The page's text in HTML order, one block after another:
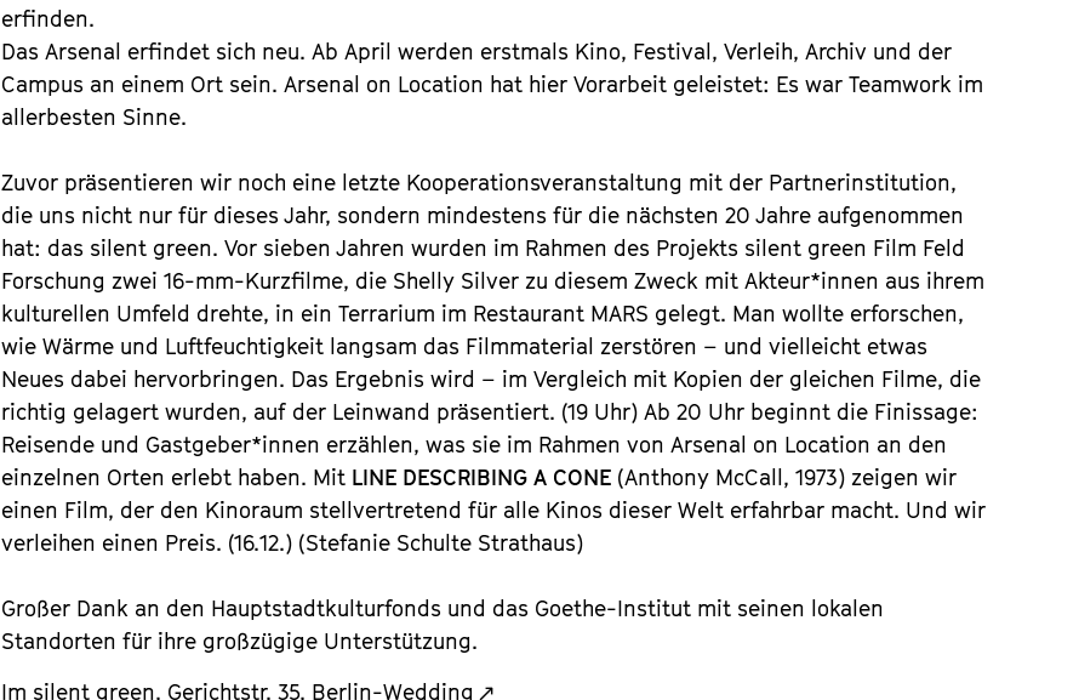
erfinden.
Das Arsenal erfindet sich neu. Ab April werden erstmals Kino, Festival, Verleih, Archiv und der
Campus an einem Ort sein. Arsenal on Location hat hier Vorarbeit geleistet: Es war Teamwork im
allerbesten Sinne.
Zuvor präsentieren wir noch eine letzte Kooperationsveranstaltung mit der Partnerinstitution,
die uns nicht nur für dieses Jahr, sondern mindestens für die nächsten 20 Jahre aufgenommen
hat: das silent green. Vor sieben Jahren wurden im Rahmen des Projekts silent green Film Feld
Forschung zwei 16-mm-Kurzfilme, die Shelly Silver zu diesem Zweck mit Akteur*innen aus ihrem
kulturellen Umfeld drehte, in ein Terrarium im Restaurant MARS gelegt. Man wollte erforschen,
wie Wärme und Luftfeuchtigkeit langsam das Filmmaterial zerstören – und vielleicht etwas
Neues dabei hervorbringen. Das Ergebnis wird – im Vergleich mit Kopien der gleichen Filme, die
richtig gelagert wurden, auf der Leinwand präsentiert. (19 Uhr) Ab 20 Uhr beginnt die Finissage:
Reisende und Gastgeber*innen erzählen, was sie im Rahmen von Arsenal on Location an den
einzelnen Orten erlebt haben. Mit LINE DESCRIBING A CONE (Anthony McCall, 1973) zeigen wir
einen Film, der den Kinoraum stellvertretend für alle Kinos dieser Welt erfahrbar macht. Und wir
verleihen einen Preis. (16.12.) (Stefanie Schulte Strathaus)
Großer Dank an den Hauptstadtkulturfonds und das Goethe-Institut mit seinen lokalen
Standorten für ihre großzügige Unterstützung.
Im silent green, Gerichtstr. 35, Berlin-Wedding